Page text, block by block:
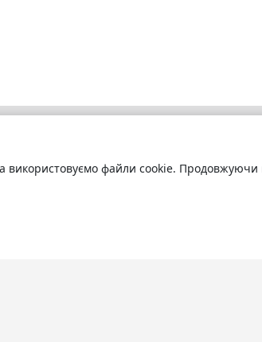
файли cookie. Продовжуючи
Про сервіс